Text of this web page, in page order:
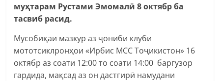
муҳтарам Рустами Эмомалӣ 8 октябр ба
тасвиб расид.
Мусобиқаи мазкур аз ҷониби клуби
мототсиклронҳои «Ирбис МСС Тоҷикистон» 16
октябр аз соати 12:00 то соати 14:00 баргузор
гардида, мақсад аз он дастгирӣ намудани